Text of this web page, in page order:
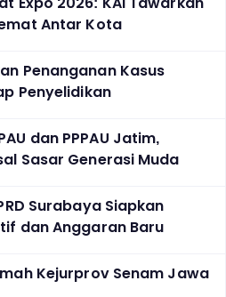
Antar Kota
Penanganan Kasus
Penyelidikan
dan PPPAU Jatim,
Sasar Generasi Muda
Surabaya Siapkan
dan Anggaran Baru
Kejurprov Senam Jawa